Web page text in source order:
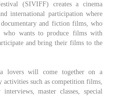
(SIVIFF) creates a cinema
international participation where
and fiction films, who
who wants to produce films with
and bring their films to the
lovers will come together on a
such as competition films,
master classes, special